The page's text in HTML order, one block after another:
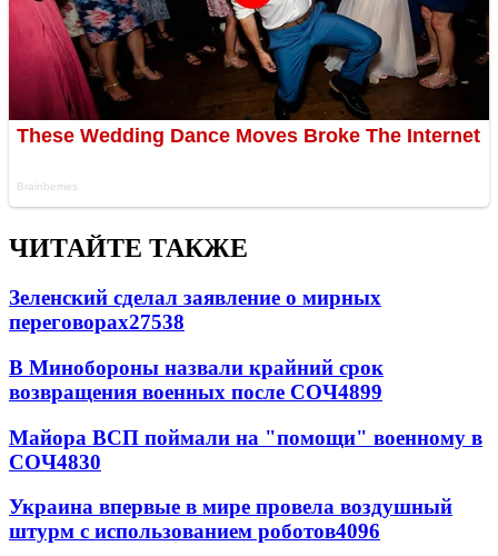
ЧИТАЙТЕ ТАКЖЕ
Зеленский сделал заявление о мирных
переговорах27538
В Минобороны назвали крайний срок
возвращения военных после СОЧ4899
Майора ВСП поймали на "помощи" военному в
СОЧ4830
Украина впервые в мире провела воздушный
штурм с использованием роботов4096